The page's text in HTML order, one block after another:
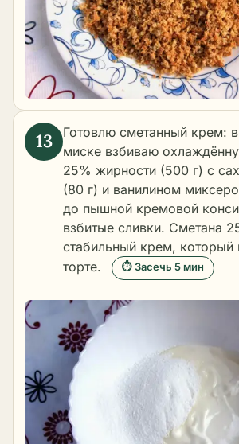
Готовлю сметанный крем:
миске взбиваю
25% жирности (500 г) с
(80 г) и ванилином
до пышной кремовой
взбитые сливки. Сметана
стабильный крем, который
торте.
⏱ Засечь 5 мин